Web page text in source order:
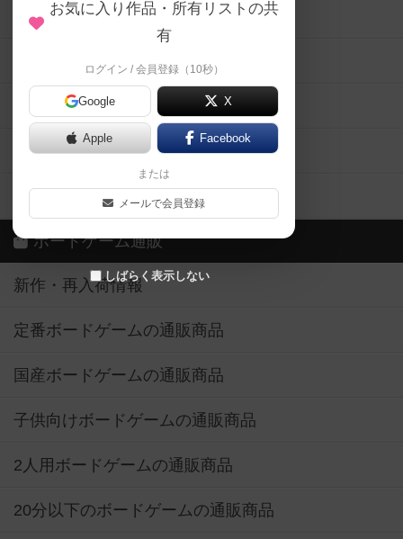
お気に入り作品・所有リストの共
有
ログイン / 会員登録（10秒）
Google X
Apple Facebook
または
メールで会員登録
しばらく表示しない
メカニクス特集
掲示板・トピックス
ボドとも・会員一覧
ボードゲーム業界コラム
ボドゲーマご利用案内
ボードゲーム通販
新作・再入荷情報
定番ボードゲームの通販商品
国産ボードゲームの通販商品
子供向けボードゲームの通販商品
2人用ボードゲームの通販商品
20分以下のボードゲームの通販商品